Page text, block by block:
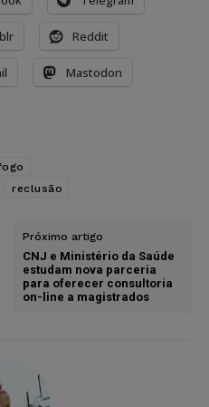
Reddit
Mastodon
reclusão
Próximo artigo
CNJ e Ministério da Saúde
estudam nova parceria
para oferecer consultoria
on-line a magistrados